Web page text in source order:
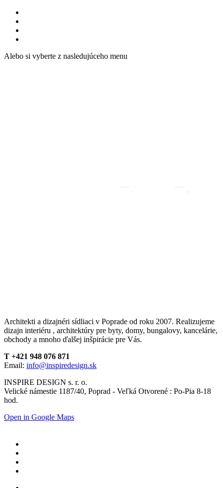
Alebo si vyberte z nasledujúceho menu
Architekti a dizajnéri sídliaci v Poprade od roku 2007. Realizujeme
dizajn interiéru , architektúry pre byty, domy, bungalovy, kancelárie,
obchody a mnoho ďalšej inšpirácie pre Vás.
T +421 948 076 871
Email: info@inspiredesign.sk
INSPIRE DESIGN s. r. o.
Velické námestie 1187/40, Poprad - Veľká Otvorené : Po-Pia 8-18
hod.
Open in Google Maps